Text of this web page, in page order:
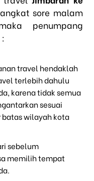
sore malam
penumpang
travel hendaklah
terlebih dahulu
karena tidak semua
sesuai
wilayah kota
sebelum
memilih tempat